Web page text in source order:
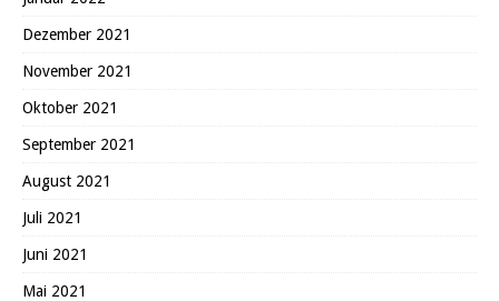
Dezember 2021
November 2021
Oktober 2021
September 2021
August 2021
Juli 2021
Juni 2021
Mai 2021